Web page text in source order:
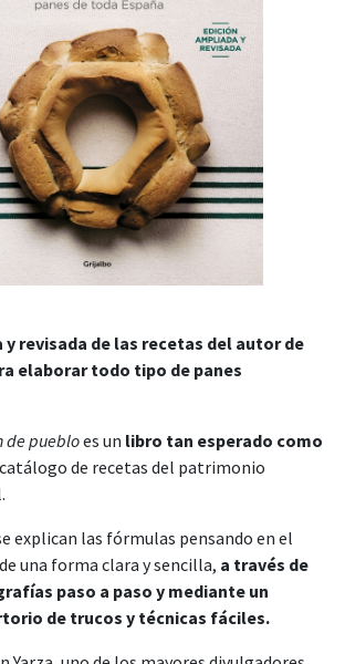
y revisada de las recetas del autor de
elaborar todo tipo de panes
de puebloes un libro tan esperado como
de recetas del patrimonio
explican las fórmulas pensando en el
una forma clara y sencilla, a través de
paso a paso y mediante un
de trucos y técnicas fáciles.